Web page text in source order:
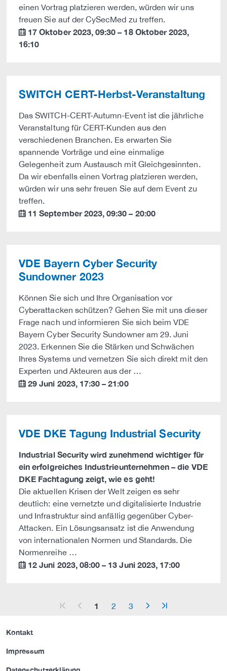
einen Vortrag platzieren werden, würden wir uns
freuen Sie auf der CySecMed zu treffen.
calendar 17 Oktober 2023,09:30 – 18 Oktober 2023,
16:10
SWITCH CERT-Herbst-Veranstaltung
Das SWITCH-CERT-Autumn-Event ist die jährliche
Veranstaltung für CERT-Kunden aus den
verschiedenen Branchen. Es erwarten Sie
spannende Vorträge und eine einmalige
Gelegenheit zum Austausch mit Gleichgesinnten.
Da wir ebenfalls einen Vortrag platzieren werden,
würden wir uns sehr freuen Sie auf dem Event zu
treffen.
calendar 11 September 2023,09:30 – 20:00
VDE Bayern Cyber Security
Sundowner 2023
Können Sie sich und Ihre Organisation vor
Cyberattacken schützen? Gehen Sie mit uns dieser
Frage nach und informieren Sie sich beim VDE
Bayern Cyber Security Sundowner am 29. Juni
2023. Erkennen Sie die Stärken und Schwächen
Ihres Systems und vernetzen Sie sich direkt mit den
Experten und Akteuren aus der …
calendar 29 Juni 2023, 17:30 –21:00
VDE DKE Tagung Industrial Security
Industrial Security wird zunehmend wichtiger für
ein erfolgreiches Industrieunternehmen – die VDE
DKE Fachtagung zeigt, wie es geht!
Die aktuellen Krisen der Welt zeigen es sehr
deutlich: eine vernetzte und digitalisierte Industrie
und Infrastruktur sind anfällig gegenüber Cyber-
Attacken. Ein Lösungsansatz ist die Anwendung
von internationalen Normen und Standards. Die
Normenreihe …
calendar 12 Juni 2023, 08:00 – 13 Juni 2023, 17:00
arrow_start arrow_left 1 2 3 arrow_right arrow_end
Kontakt
Impressum